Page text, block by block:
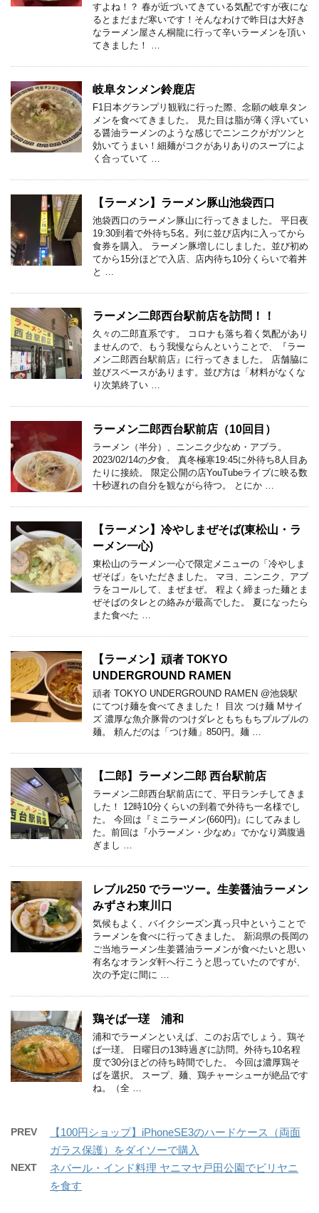
すよね！？ 春が近づいてきている気配ですが夜にな
るとまだまだ寒いです！そんなわけで昨日は大好き
なラーメン屋さん桐龍に行って辛いラーメンを頂い
てきました！ …
岐阜タンメン鈴鹿店
F1日本グランプリ観戦に行った際、念願の岐阜タン
メンを食べてきました。 見た目は脂が薄く浮いてい
る醤油ラーメンのような感じでニンニクがガツンと
効いてうまい！細麺がコクがありありのスープによ
く合っていて …
【ラーメン】ラーメン豚山池袋西口
池袋西口のラーメン豚山に行ってきました。 平日夜
19:30到着で外待ち5名。列に並び店内に入ってから
食券を購入。 ラーメン豚増しにしました。並び初め
てから15分ほどで入店、店内待ち10分くらいで着丼
と …
ラーメン二郎西台駅前店を訪問！！
久々の二郎直系です。 コロナも落ち着く気配があり
ませんので、もう我慢ならんということで、『ラー
メン二郎西台駅前店』に行ってきました。 店舗脇に
並びスペースがあります。並び方は「材料がなくな
り次第終了い …
ラーメン二郎西台駅前店（10回目）
ラーメン（半分）、ニンニク少なめ・アブラ。
2023/02/14の夕食。 真冬極寒19:45に外待ち8人目あ
たりに接続。 限定公開の店YouTubeライブに映る数
十秒遅れの自分を観ながら待つ。 とにか …
【ラーメン】冷やしまぜそば(東松山・ラ
ーメン一心)
東松山のラーメン一心で限定メニューの「冷やしま
ぜそば」をいただきました。 マヨ、ニンニク、アブ
ラをコールして、まぜまぜ。 程よく締まった麺とま
ぜそばのタレとの絡みが最高でした。 夏になったら
また食べた …
【ラーメン】頑者 TOKYO
UNDERGROUND RAMEN
頑者 TOKYO UNDERGROUND RAMEN @池袋駅
にてつけ麺を食べてきました！ 目次 つけ麺 Mサイ
ズ 濃厚な魚介豚骨のつけダレともちもちプルプルの
麺。 頼んだのは「つけ麺」850円。麺 …
【二郎】ラーメン二郎 西台駅前店
ラーメン二郎西台駅前店にて、平日ランチしてきま
した！ 12時10分くらいの到着で外待ち一名様でし
た。 今回は『ミニラーメン(660円)』にしてみまし
た。前回は『小ラーメン・少なめ』でかなり満腹過
ぎまし …
レブル250 でラーツー。生姜醤油ラーメン
みずさわ東川口
気候もよく、バイクシーズン真っ只中ということで
ラーメンを食べに行ってきました。 新潟県の長岡の
ご当地ラーメン生姜醤油ラーメンが食べたいと思い
有名なオランダ軒へ行こうと思っていたのですが、
次の予定に間に …
鶏そば一瑳 浦和
浦和でラーメンといえば、このお店でしょう。鶏そ
ば一瑳。 日曜日の13時過ぎに訪問。外待ち10名程
度で30分ほどの待ち時間でした。 今回は濃厚鶏そ
ばを選択。 スープ、麺、鶏チャーシューが絶品です
ね。（全 …
PREV
【100円ショップ】iPhoneSE3のハードケース（両面
ガラス保護）をダイソーで購入
NEXT
ネパール・インド料理 ヤニマヤ戸田公園でビリヤニ
を食す